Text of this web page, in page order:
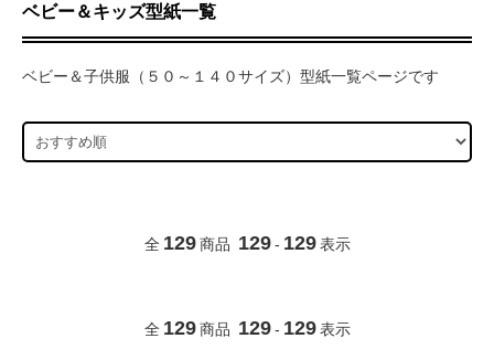
ベビー＆キッズ型紙一覧
ベビー＆子供服（５０～１４０サイズ）型紙一覧ページです
全 129 商品 129 - 129 表示
全 129 商品 129 - 129 表示